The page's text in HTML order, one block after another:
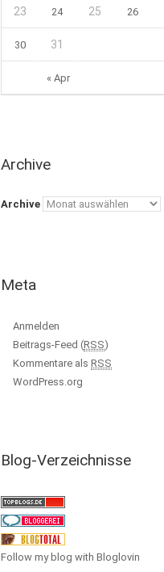
« Apr
23 24 25 26
30 31
Archive
Archive
Meta
Anmelden
Beitrags-Feed (RSS)
Kommentare als RSS
WordPress.org
Blog-Verzeichnisse
Follow my blog with Bloglovin